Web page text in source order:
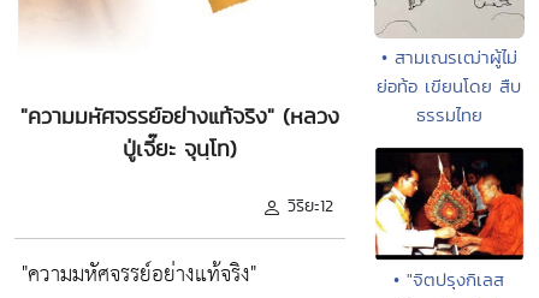
"ความมหัศจรรย์อย่างแท้จริง" (หลวง
ปู่เจี๊ยะ จุนฺโท)
วิริยะ12
"ความมหัศจรรย์อย่างแท้จริง"
• สามเณรเฒ่าผู้ไม่
ย่อท้อ เขียนโดย สืบ
ธรรมไทย
• "จิตปรุงกิเลส